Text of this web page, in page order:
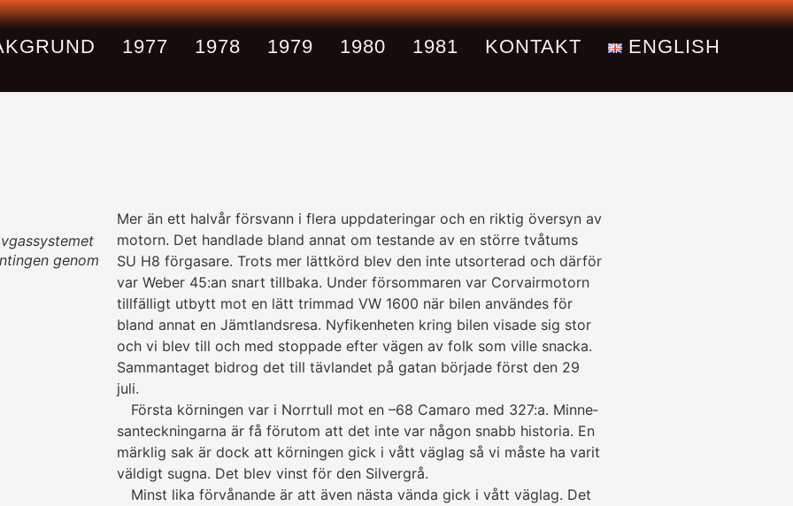
1977 1978 1979 1980 1981 KONTAKT ENGLISH
genom
Mer än ett halvår försvann i flera upp­date­ringar och en riktig översyn av
motorn. Det handlade bland annat om testande av en större tvåtums
SU H8 förgasare. Trots mer lättkörd blev den inte utsorterad och därför
var Weber 45:an snart till­baka. Under för­somma­ren var Corvair­motorn
tillfälligt utbytt mot en lätt trimmad VW 1600 när bilen användes för
bland annat en Jämtlands­resa. Nyfikenheten kring bilen visade sig stor
och vi blev till och med stoppade efter vägen av folk som ville snacka.
Samman­­taget bidrog det till tävlandet på gatan började först den 29
juli.
Första körningen var i Norrtull mot en –68 Camaro med 327:a. Minne­
santeckningarna är få förutom att det inte var någon snabb historia. En
märklig sak är dock att körningen gick i vått väglag så vi måste ha varit
väldigt sugna. Det blev vinst för den Silvergrå.
Minst lika förvånande är att även nästa vända gick i vått väglag. Det